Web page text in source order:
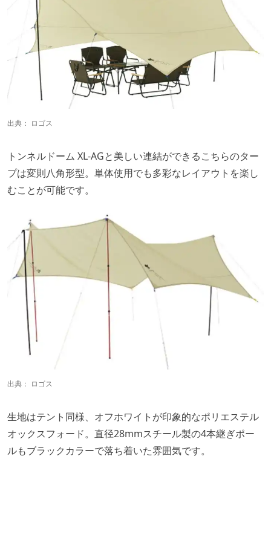
出典： ロゴス
トンネルドーム XL-AGと美しい連結ができるこちらのター
プは変則八角形型。単体使用でも多彩なレイアウトを楽し
むことが可能です。
出典： ロゴス
生地はテント同様、オフホワイトが印象的なポリエステル
オックスフォード。直径28mmスチール製の4本継ぎポー
ルもブラックカラーで落ち着いた雰囲気です。